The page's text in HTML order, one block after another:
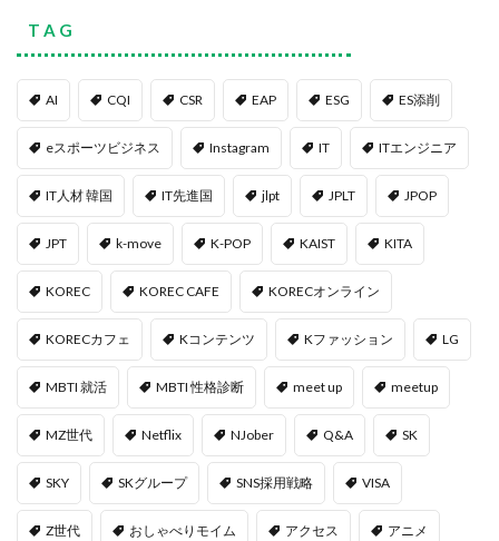
T A G
AI CQI CSR EAP ESG ES添削
eスポーツビジネス Instagram IT ITエンジニア
IT人材 韓国 IT先進国 jlpt JPLT JPOP
JPT k-move K-POP KAIST KITA
KOREC KOREC CAFE KORECオンライン
KORECカフェ Kコンテンツ Kファッション LG
MBTI 就活 MBTI 性格診断 meet up meetup
MZ世代 Netflix NJober Q&A SK
SKY SKグループ SNS採用戦略 VISA
Z世代 おしゃべりモイム アクセス アニメ